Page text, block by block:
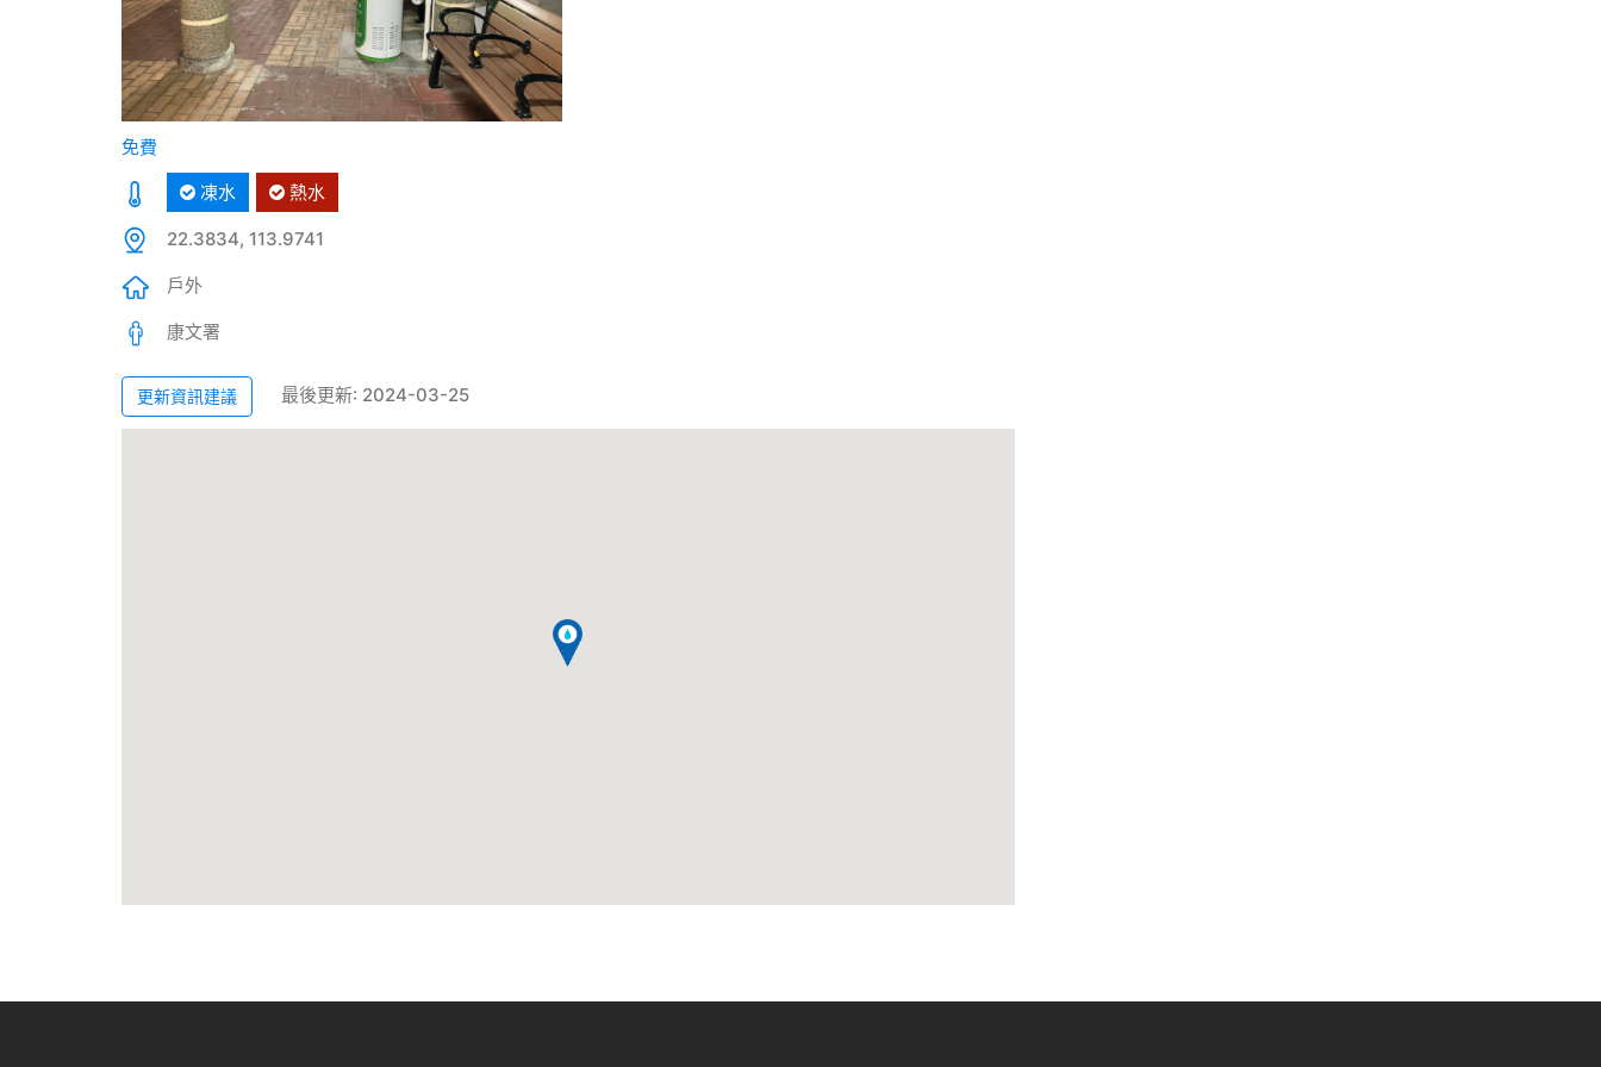
免費
凍水
熱水
22.3834, 113.9741
戶外
康文署
更新資訊建議 最後更新: 2024-03-25